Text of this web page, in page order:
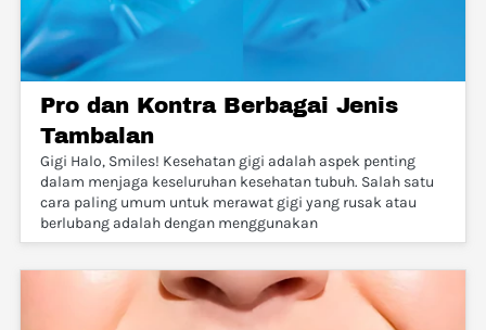
Pro dan Kontra Berbagai Jenis
Tambalan
Gigi Halo, Smiles! Kesehatan gigi adalah aspek penting
dalam menjaga keseluruhan kesehatan tubuh. Salah satu
cara paling umum untuk merawat gigi yang rusak atau
berlubang adalah dengan menggunakan